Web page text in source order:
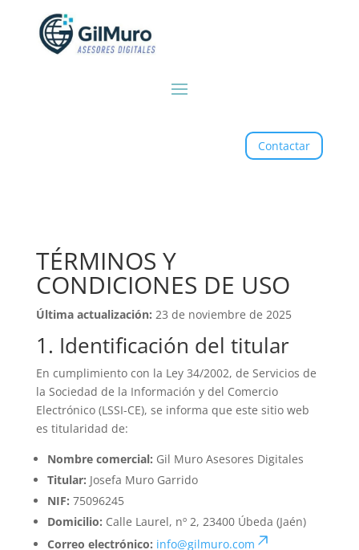
Contactar
TÉRMINOS Y
CONDICIONES DE USO
Última actualización: 23 de noviembre de 2025
1. Identificación del titular
En cumplimiento con la Ley 34/2002, de Servicios de
la Sociedad de la Información y del Comercio
Electrónico (LSSI-CE), se informa que este sitio web
es titularidad de:
Nombre comercial: Gil Muro Asesores Digitales
Titular: Josefa Muro Garrido
NIF: 75096245
Domicilio: Calle Laurel, nº 2, 23400 Úbeda (Jaén)
Correo electrónico: info@gilmuro.com